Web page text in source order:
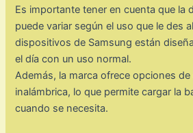
Es importante tener en cuenta que la
puede variar según el uso que le des
dispositivos de Samsung están
el día con un uso normal.
Además, la marca ofrece opciones
inalámbrica, lo que permite cargar la
cuando se necesita.